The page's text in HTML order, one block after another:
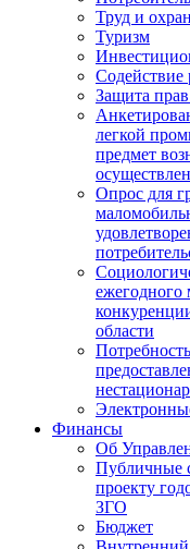
Труд и
Туризм
Содействие
Защита
легкой
предмет
Опрос для
ежегодного
области
Финансы
Об
Публичные
проекту
ЗГО
Бюджет